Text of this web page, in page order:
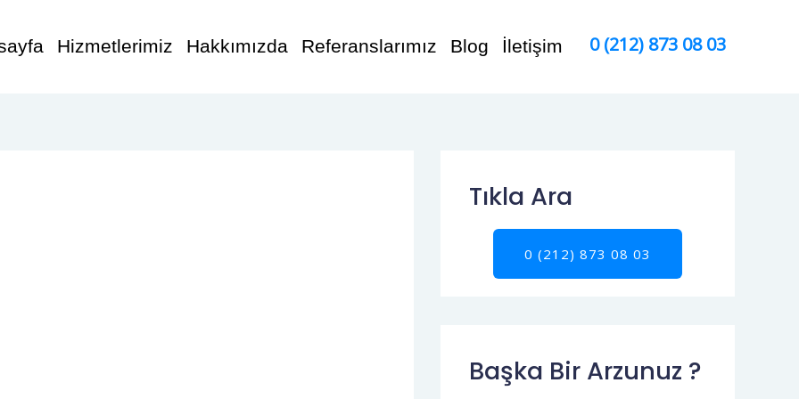
Hizmetlerimiz Hakkımızda Referanslarımız Blog İletişim 0 (212) 873 08 03
Tıkla Ara
0 (212) 873 08 03
Başka Bir Arzunuz ?